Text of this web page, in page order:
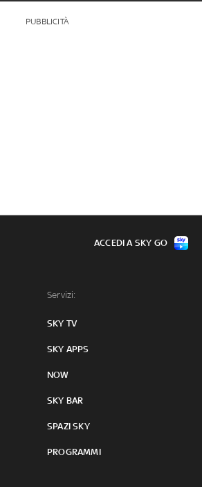
PUBBLICITÀ
Servizi:
SKY TV
SKY APPS
NOW
SKY BAR
SPAZI SKY
PROGRAMMI
ACCEDI A SKY GO